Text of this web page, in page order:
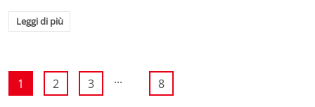
Leggi di più
1 2 3 ... 8